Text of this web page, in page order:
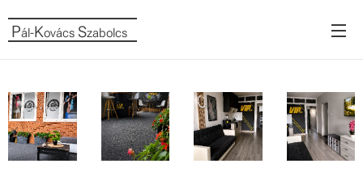
Pál-Kovács Szabolcs